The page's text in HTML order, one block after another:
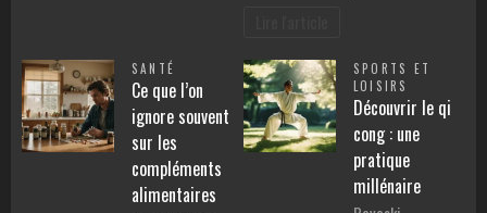
SANTÉ
Ce que l’on
ignore souvent
sur les
compléments
alimentaires
SPORTS ET
LOISIRS
Découvrir le qi
cong : une
pratique
millénaire